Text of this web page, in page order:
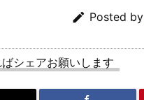
 Posted by
シェアお願いします